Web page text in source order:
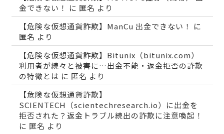
金できない！
に 匿名 より
【危険な仮想通貨詐欺】ManCu 出金できない！
に
匿名 より
【危険な仮想通貨詐欺】Bitunix（bitunix.com）
利用者が続々と被害に…出金不能・返金拒否の詐欺
の特徴とは に 匿名 より
【危険な仮想通貨詐欺】
SCIENTECH（scientechresearch.io）に出金を
拒否された？返金トラブル続出の詐欺に注意喚起！
に 匿名 より